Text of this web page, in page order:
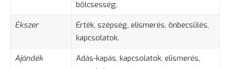
bölcsesség.
Ékszer
Érték, szépség, elismerés, önbecsülés,
kapcsolatok.
Ajándék
Adás-kapás, kapcsolatok, elismerés,